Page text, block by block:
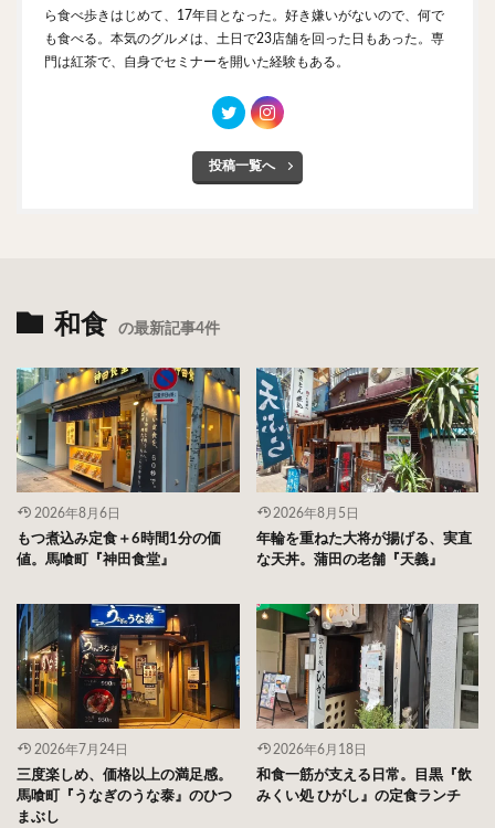
ら食べ歩きはじめて、17年目となった。好き嫌いがないので、何で
も食べる。本気のグルメは、土日で23店舗を回った日もあった。専
門は紅茶で、自身でセミナーを開いた経験もある。
投稿一覧へ
和食 の最新記事4件
2026年8月6日
もつ煮込み定食＋6時間1分の価
値。馬喰町『神田食堂』
2026年8月5日
年輪を重ねた大将が揚げる、実直
な天丼。蒲田の老舗『天義』
2026年7月24日
三度楽しめ、価格以上の満足感。
馬喰町『うなぎのうな泰』のひつ
まぶし
2026年6月18日
和食一筋が支える日常。目黒『飲
みくい処 ひがし』の定食ランチ